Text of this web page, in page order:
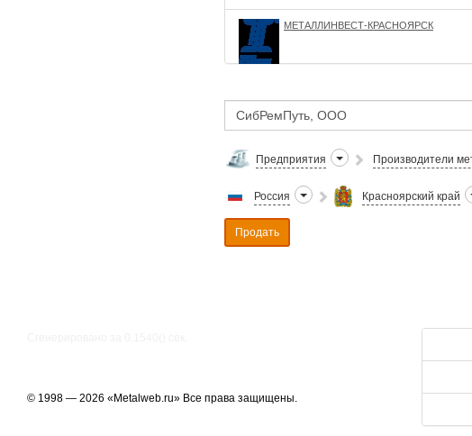
МЕТАЛЛИНВЕСТ-КРАСНОЯРСК
Предприятия Производители
Россия Красноярский край
Продать
© 1998 — 2026 «Metalweb.ru» Все права защищены.